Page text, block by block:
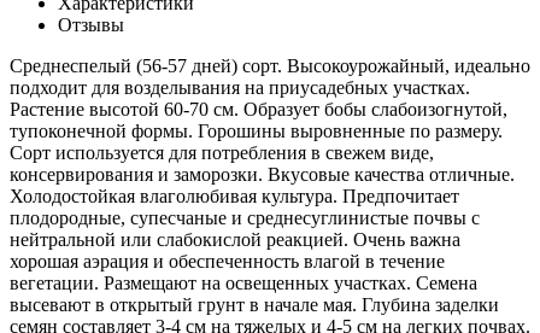
Отзывы
Среднеспелый (56-57 дней) сорт. Высокоурожайный, идеально
подходит для возделывания на приусадебных участках.
Растение высотой 60-70 см. Образует бобы слабоизогнутой,
тупоконечной формы. Горошины выровненные по размеру.
Сорт используется для потребления в свежем виде,
консервирования и заморозки. Вкусовые качества отличные.
Холодостойкая влаголюбивая культура. Предпочитает
плодородные, супесчаные и среднесуглинистые почвы с
нейтральной или слабокислой реакцией. Очень важна
хорошая аэрация и обеспеченность влагой в течение
вегетации. Размещают на освещенных участках. Семена
высевают в открытый грунт в начале мая. Глубина заделки
семян составляет 3-4 см на тяжелых и 4-5 см на легких почвах.